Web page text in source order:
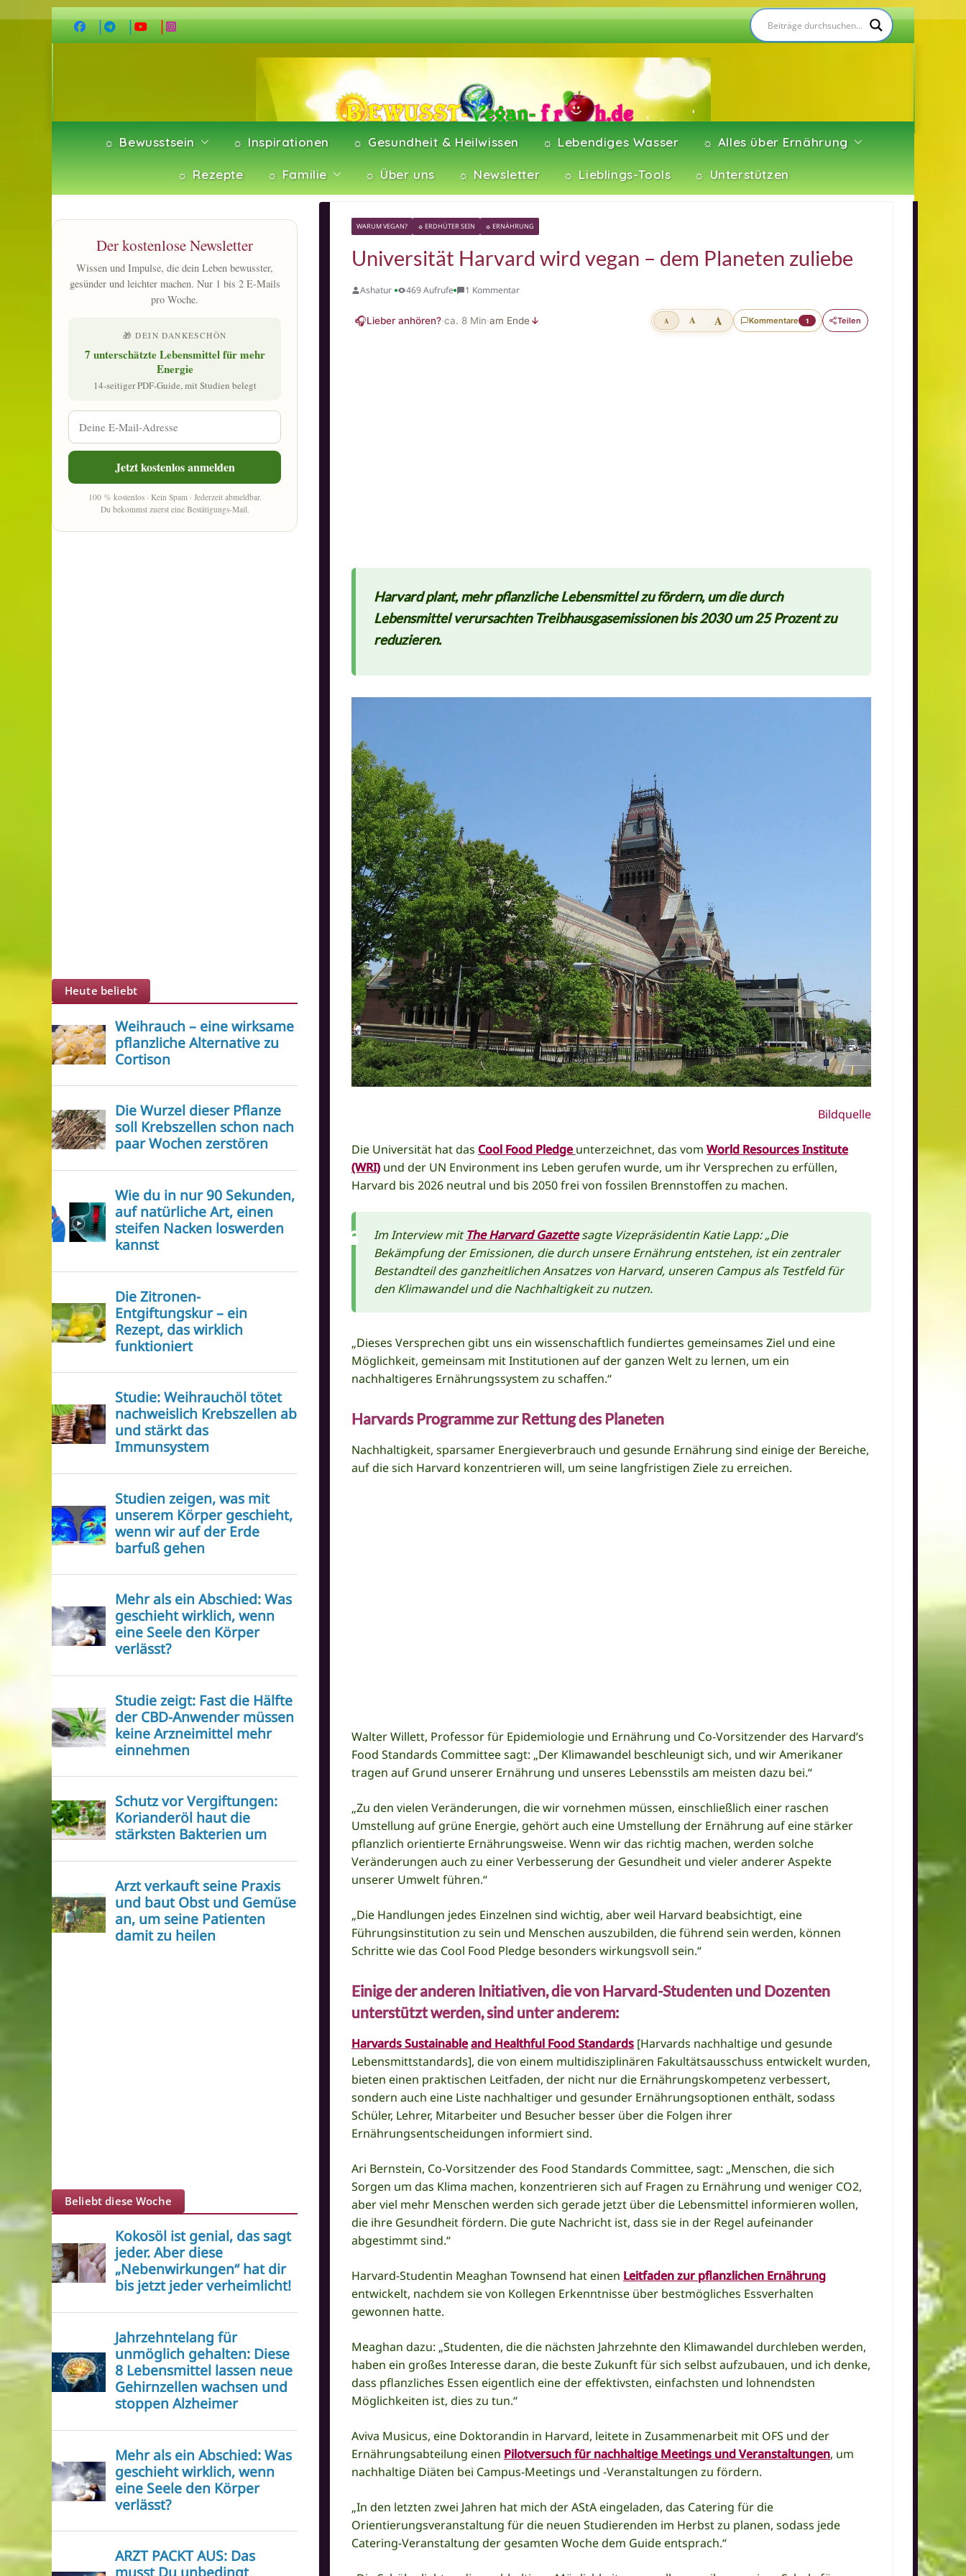
Inhalt
☼ Bewusstsein ☼ Inspirationen ☼ Gesundheit & Heilwissen ☼ Lebendiges Wasser ☼ Alles über Ernährung
☼ Rezepte ☼ Familie ☼ Über uns ☼ Newsletter ☼ Lieblings-Tools ☼ Unterstützen
WARUM VEGAN? ☼ ERDHÜTER SEIN ☼ ERNÄHRUNG
Universität Harvard wird vegan – dem Planeten zuliebe
Ashatur 469 Aufrufe 1 Kommentar
🎧Lieber anhören?·ca. 8 Min·am Ende ↓ A A A Kommentare 1 Teilen
Harvard plant, mehr pflanzliche Lebensmittel zu fördern, um die durch
Lebensmittel verursachten Treibhausgasemissionen bis 2030 um 25 Prozent zu
reduzieren.
Bildquelle
Die Universität hat das Cool Food Pledge unterzeichnet, das vomWorld Resources Institute
(WRI) und der UN Environment ins Leben gerufen wurde, um ihr Versprechen zu erfüllen,
Harvard bis 2026 neutral und bis 2050 frei von fossilen Brennstoffen zu machen.
Im Interview mitThe Harvard Gazette sagte Vizepräsidentin Katie Lapp: „Die
Bekämpfung der Emissionen, die durch unsere Ernährung entstehen, ist ein zentraler
Bestandteil des ganzheitlichen Ansatzes von Harvard, unseren Campus als Testfeld für
den Klimawandel und die Nachhaltigkeit zu nutzen.
„Dieses Versprechen gibt uns ein wissenschaftlich fundiertes gemeinsames Ziel und eine
Möglichkeit, gemeinsam mit Institutionen auf der ganzen Welt zu lernen, um ein
nachhaltigeres Ernährungssystem zu schaffen.“
Harvards Programme zur Rettung des Planeten
Nachhaltigkeit, sparsamer Energieverbrauch und gesunde Ernährung sind einige der Bereiche,
auf die sich Harvard konzentrieren will, um seine langfristigen Ziele zu erreichen.
Walter Willett, Professor für Epidemiologie und Ernährung und Co-Vorsitzender des Harvard’s
Food Standards Committee sagt: „Der Klimawandel beschleunigt sich, und wir Amerikaner
tragen auf Grund unserer Ernährung und unseres Lebensstils am meisten dazu bei.“
„Zu den vielen Veränderungen, die wir vornehmen müssen, einschließlich einer raschen
Umstellung auf grüne Energie, gehört auch eine Umstellung der Ernährung auf eine stärker
pflanzlich orientierte Ernährungsweise. Wenn wir das richtig machen, werden solche
Veränderungen auch zu einer Verbesserung der Gesundheit und vieler anderer Aspekte
unserer Umwelt führen.“
„Die Handlungen jedes Einzelnen sind wichtig, aber weil Harvard beabsichtigt, eine
Führungsinstitution zu sein und Menschen auszubilden, die führend sein werden, können
Schritte wie das Cool Food Pledge besonders wirkungsvoll sein.“
Einige der anderen Initiativen, die von Harvard-Studenten und Dozenten
unterstützt werden, sind unter anderem:
Harvards Sustainableand Healthful Food Standards [Harvards nachhaltige und gesunde
Lebensmittstandards], die von einem multidisziplinären Fakultätsausschuss entwickelt wurden,
bieten einen praktischen Leitfaden, der nicht nur die Ernährungskompetenz verbessert,
sondern auch eine Liste nachhaltiger und gesunder Ernährungsoptionen enthält, sodass
Schüler, Lehrer, Mitarbeiter und Besucher besser über die Folgen ihrer
Ernährungsentscheidungen informiert sind.
Ari Bernstein, Co-Vorsitzender des Food Standards Committee, sagt: „Menschen, die sich
Sorgen um das Klima machen, konzentrieren sich auf Fragen zu Ernährung und weniger CO2,
aber viel mehr Menschen werden sich gerade jetzt über die Lebensmittel informieren wollen,
die ihre Gesundheit fördern. Die gute Nachricht ist, dass sie in der Regel aufeinander
abgestimmt sind.“
Harvard-Studentin Meaghan Townsend hat einen Leitfaden zur pflanzlichen Ernährung
entwickelt, nachdem sie von Kollegen Erkenntnisse über bestmögliches Essverhalten
gewonnen hatte.
Meaghan dazu: „Studenten, die die nächsten Jahrzehnte den Klimawandel durchleben werden,
haben ein großes Interesse daran, die beste Zukunft für sich selbst aufzubauen, und ich denke,
dass pflanzliches Essen eigentlich eine der effektivsten, einfachsten und lohnendsten
Möglichkeiten ist, dies zu tun.“
Aviva Musicus, eine Doktorandin in Harvard, leitete in Zusammenarbeit mit OFS und der
Ernährungsabteilung einen Pilotversuch für nachhaltige Meetings und Veranstaltungen, um
nachhaltige Diäten bei Campus-Meetings und -Veranstaltungen zu fördern.
„In den letzten zwei Jahren hat mich der AStA eingeladen, das Catering für die
Orientierungsveranstaltung für die neuen Studierenden im Herbst zu planen, sodass jede
Catering-Veranstaltung der gesamten Woche dem Guide entsprach.“
Der kostenlose Newsletter
Wissen und Impulse, die dein Leben bewusster,
gesünder und leichter machen. Nur 1 bis 2 E-Mails
pro Woche.
🎁 DEIN DANKESCHÖN
7 unterschätzte Lebensmittel für mehr
Energie
14-seitiger PDF-Guide, mit Studien belegt
Jetzt kostenlos anmelden
100 % kostenlos · Kein Spam · Jederzeit abmeldbar.
Du bekommst zuerst eine Bestätigungs-Mail.
Heute beliebt
Beliebt diese Woche